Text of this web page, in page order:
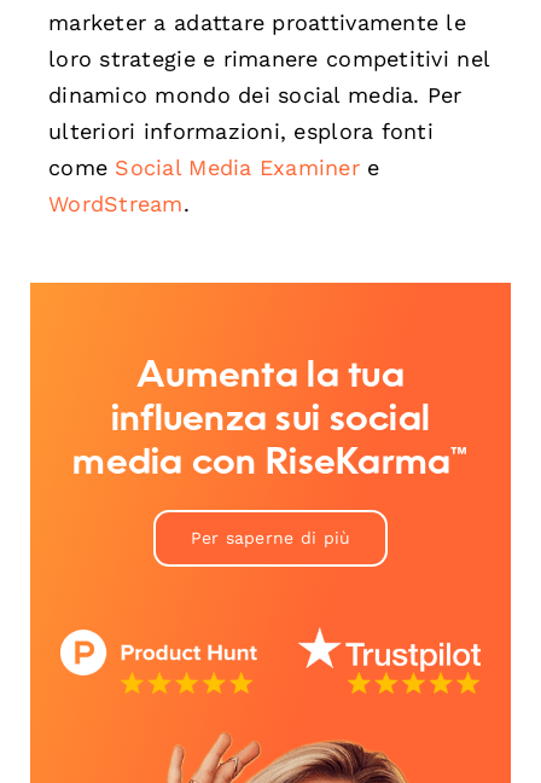
marketer a adattare proattivamente le
loro strategie e rimanere competitivi nel
dinamico mondo dei social media. Per
ulteriori informazioni, esplora fonti
come Social Media Examiner e
WordStream.
Aumenta la tua
influenza sui social
media con RiseKarma™
Per saperne di più